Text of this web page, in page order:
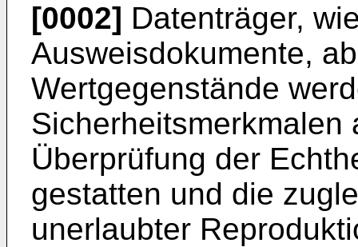
[0002] Datenträger,
Ausweisdokumente,
Wertgegenstände
Überprüfung der
gestatten und die
unerlaubter